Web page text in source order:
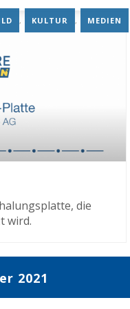
, KULTUR , MEDIEN
die
wird.
2021